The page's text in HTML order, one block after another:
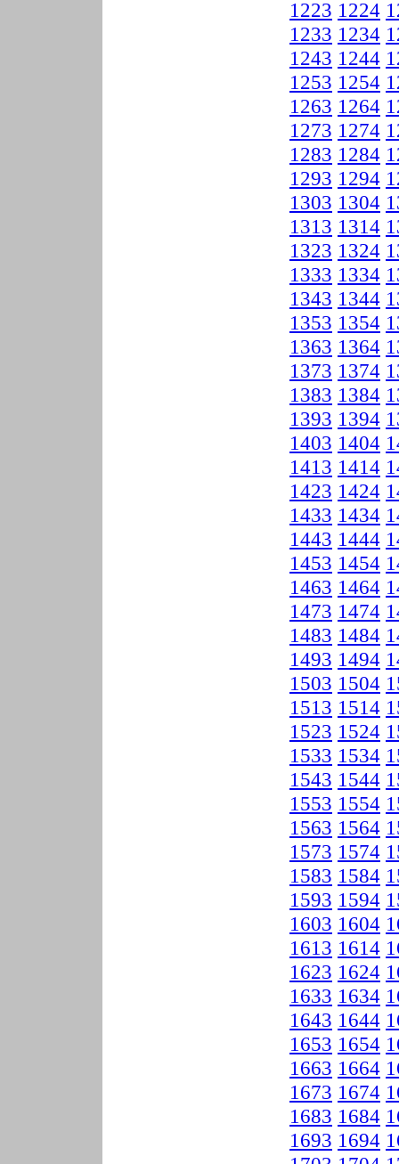
1223 1224
1233 1234
1243 1244
1253 1254
1263 1264
1273 1274
1283 1284
1293 1294
1303 1304
1313 1314
1323 1324
1333 1334
1343 1344
1353 1354
1363 1364
1373 1374
1383 1384
1393 1394
1403 1404
1413 1414
1423 1424
1433 1434
1443 1444
1453 1454
1463 1464
1473 1474
1483 1484
1493 1494
1503 1504
1513 1514
1523 1524
1533 1534
1543 1544
1553 1554
1563 1564
1573 1574
1583 1584
1593 1594
1603 1604
1613 1614
1623 1624
1633 1634
1643 1644
1653 1654
1663 1664
1673 1674
1683 1684
1693 1694